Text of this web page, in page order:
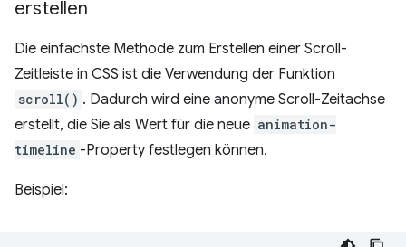
erstellen
Die einfachste Methode zum Erstellen einer Scroll-
Zeitleiste in CSS ist die Verwendung der Funktion
scroll() . Dadurch wird eine anonyme Scroll-Zeitachse
erstellt, die Sie als Wert für die neue animation-
timeline -Property festlegen können.
Beispiel: